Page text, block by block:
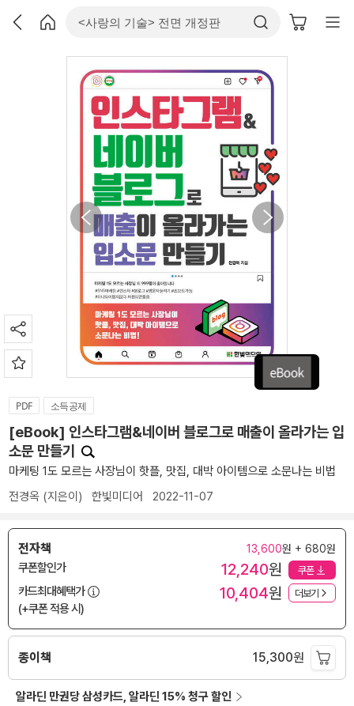
PDF 소득공제
[eBook] 인스타그램&네이버 블로그로 매출이 올라가는 입
소문 만들기
마케팅 1도 모르는 사장님이 핫플, 맛집, 대박 아이템으로 소문나는 비법
전경옥 (지은이) 한빛미디어 2022-11-07
전자책 13,600원 + 680원
쿠폰할인가 12,240원 쿠폰
카드최대혜택가
(+쿠폰 적용 시)
10,404원 더보기
종이책 15,300원
알라딘 만권당 삼성카드, 알라딘 15% 청구 할인